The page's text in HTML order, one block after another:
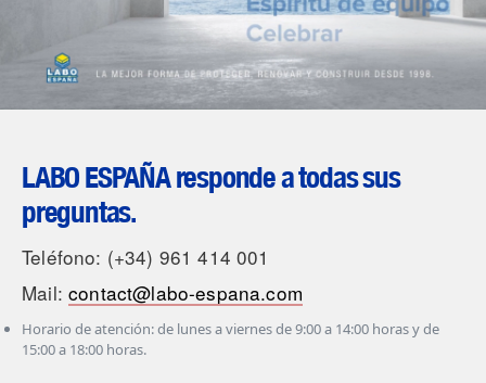
LABO ESPAÑA responde a todas sus
preguntas.
Teléfono: (+34) 961 414 001
Mail:contact@labo-espana.com
Horario de atención: de lunes a viernes de 9:00 a 14:00 horas y de
15:00 a 18:00 horas.